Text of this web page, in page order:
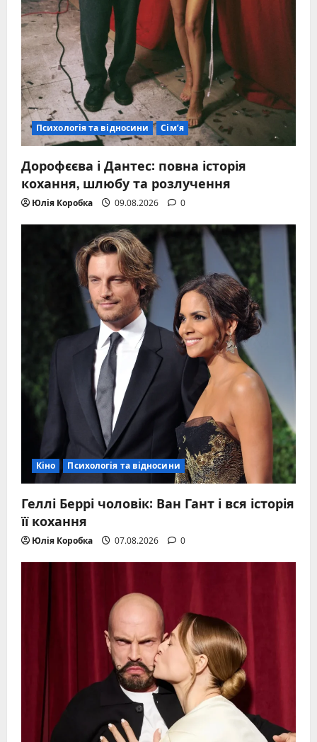
Психологія та відносини Сім’я
Дорофєєва і Дантес: повна історія
кохання, шлюбу та розлучення
Юлія Коробка 09.08.2026 0
Кіно Психологія та відносини
Геллі Беррі чоловік: Ван Гант і вся історія
її кохання
Юлія Коробка 07.08.2026 0